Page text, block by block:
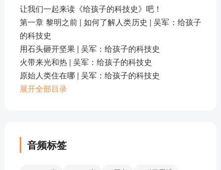
让我们一起来读《给孩子的科技史》吧！
第一章 黎明之前 | 如何了解人类历史 | 吴军：给孩子
的科技史
用石头砸开坚果 | 吴军：给孩子的科技史
火带来光和热 | 吴军：给孩子的科技史
原始人类住在哪 | 吴军：给孩子的科技史
人类何时有衣穿 | 吴军：给孩子的科技史
粮食最早从哪来 | 吴军：给孩子的科技史
五花八门的陶器 | 吴军：给孩子的科技史
展开全部目录
音频标签